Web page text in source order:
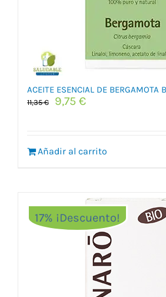
ACEITE ESENCIAL DE BERGAMOTA
11,35€
El
11,35 €.
9,75 €El
9,75 €.
Añadir al carrito
17% ¡Descuento!